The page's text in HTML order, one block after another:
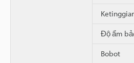
Độ ẩm
Bobot